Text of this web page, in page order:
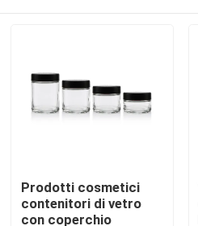
Casa
Prodotti cosmetici
contenitori di vetro
con coperchio